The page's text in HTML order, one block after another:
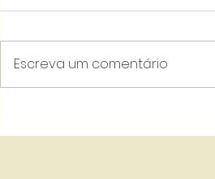
alienação de bens
Escreva um comentário